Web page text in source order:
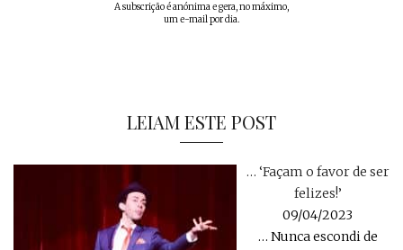
A subscrição é anónima e gera, no máximo,
um e-mail por dia.
LEIAM ESTE POST
… ‘Façam o favor de ser
felizes!’
09/04/2023
… Nunca escondi de